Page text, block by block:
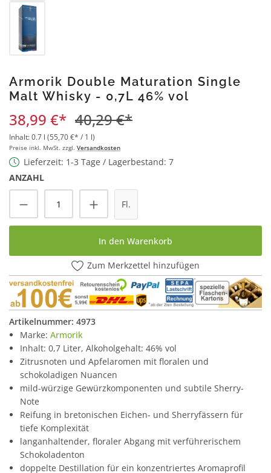
Armorik Double Maturation Single
Malt Whisky - 0,7L 46% vol
38,99 €* 40,29 €*
Inhalt:0.7 l (55,70 €* / 1 l)
Preise inkl. MwSt. zzgl. Versandkosten
Lieferzeit: 1-3 Tage / Lagerbestand: 7
ANZAHL
Produkt Anzahl: Gib den gewünschten
Fl.
In den Warenkorb
Zum Merkzettel hinzufügen
Artikelnummer: 4973
Marke: Armorik
Inhalt: 0,7 Liter, Alkoholgehalt: 46% vol
Zitrusnoten und Apfelaromen mit floralen und
schokoladigen Nuancen
mild-würzige Gewürzkomponenten und subtile Sherry-
Note
Reifung in bretonischen Eichen- und Sherryfässern für
tiefe Komplexität
langanhaltender, floraler Abgang mit verführerischem
Schokoladenton
doppelte Destillation für ein konzentriertes Aromaprofil